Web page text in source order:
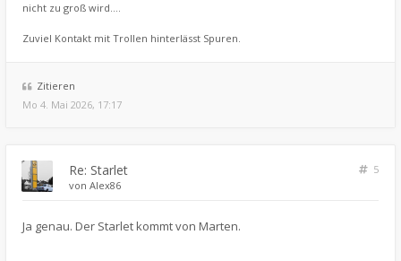
nicht zu groß wird....
Zuviel Kontakt mit Trollen hinterlässt Spuren.
Zitieren
Mo 4. Mai 2026, 17:17
Re: Starlet
5
von Alex86
Ja genau. Der Starlet kommt von Marten.